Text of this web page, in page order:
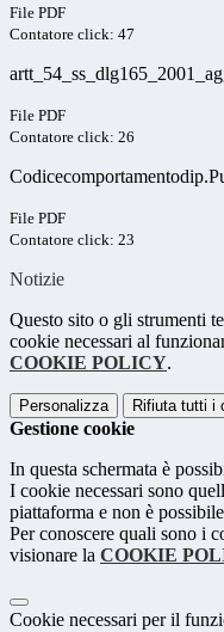
File PDF
Contatore click: 47
File PDF
Contatore click: 26
File PDF
Contatore click: 23
Notizie
Questo sito o gli strumenti
cookie necessari al
COOKIE POLICY.
Personalizza Rifiuta tutti i
Gestione cookie
In questa schermata è
I cookie necessari sono
piattaforma e non è
Per conoscere quali sono i
visionare la COOKIE
Cookie necessari per il